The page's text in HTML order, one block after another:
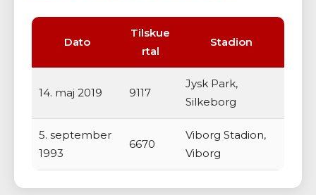
Dato
Tilskue
rtal
Stadion
14. maj 2019 9117
Jysk Park,
Silkeborg
5. september
1993
6670
Viborg Stadion,
Viborg